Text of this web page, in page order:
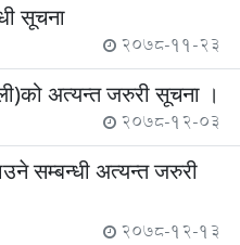
सूचना
2078-11-23
अत्यन्त जरुरी सूचना ।
2078-12-03
सम्बन्धी अत्यन्त जरुरी
2078-12-13